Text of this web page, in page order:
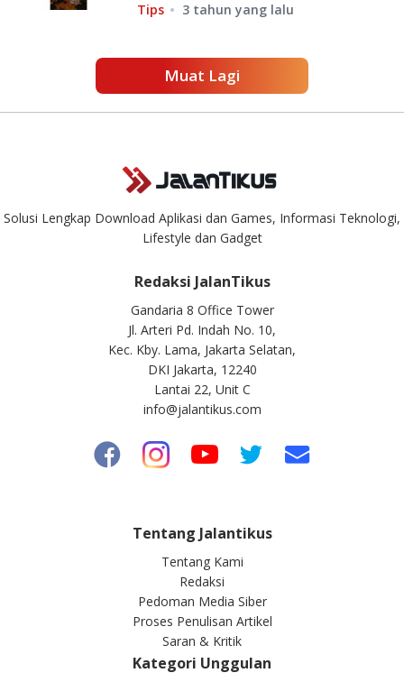
Tips 3 tahun yang lalu
Muat Lagi
Solusi Lengkap Download Aplikasi dan Games, Informasi Teknologi,
Lifestyle dan Gadget
Redaksi JalanTikus
Gandaria 8 Office Tower
Jl. Arteri Pd. Indah No. 10,
Kec. Kby. Lama, Jakarta Selatan,
DKI Jakarta, 12240
Lantai 22, Unit C
info@jalantikus.com
Tentang Jalantikus
Tentang Kami
Redaksi
Pedoman Media Siber
Proses Penulisan Artikel
Saran & Kritik
Kategori Unggulan